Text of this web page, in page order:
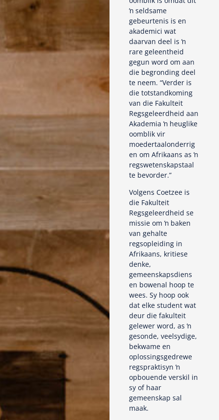
ŉ seldsame
gebeurtenis is en
akademici wat
daarvan deel is ŉ
rare geleentheid
gegun word om aan
die begronding deel
te neem. “Verder is
die totstandkoming
van die Fakulteit
Regsgeleerdheid aan
Akademia ŉ heuglike
oomblik vir
moedertaalonderrig
en om Afrikaans as ŉ
regswetenskapstaal
te bevorder.”
Volgens Coetzee is
die Fakulteit
Regsgeleerdheid se
missie om ŉ baken
van gehalte
regsopleiding in
Afrikaans, kritiese
denke,
gemeenskapsdiens
en bowenal hoop te
wees. Sy hoop ook
dat elke student wat
deur die fakulteit
gelewer word, as ŉ
gesonde, veelsydige,
bekwame en
oplossingsgedrewe
regspraktisyn ŉ
opbouende verskil in
sy of haar
gemeenskap sal
maak.